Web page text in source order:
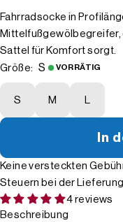
Fahrradsocke in
Mittelfußgewölbegreifer,
Sattel für Komfort sorgt.
Größe:
S VORRÄTIG
S M L
In
Keine versteckten
Steuern bei der
4 reviews
Beschreibung